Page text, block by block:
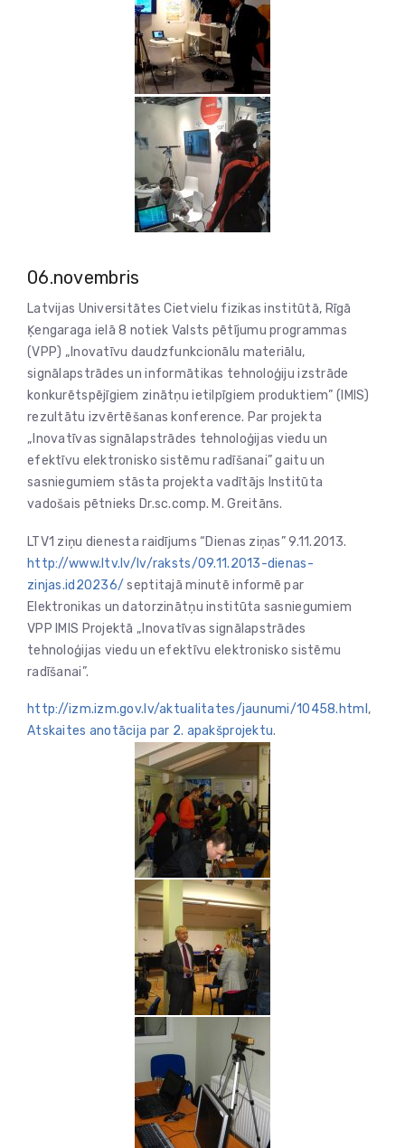
06.novembris
Latvijas Universitātes Cietvielu fizikas institūtā, Rīgā
Ķengaraga ielā 8 notiek Valsts pētījumu programmas
(VPP) „Inovatīvu daudzfunkcionālu materiālu,
signālapstrādes un informātikas tehnoloģiju izstrāde
konkurētspējīgiem zinātņu ietilpīgiem produktiem” (IMIS)
rezultātu izvērtēšanas konference. Par projekta
„Inovatīvas signālapstrādes tehnoloģijas viedu un
efektīvu elektronisko sistēmu radīšanai” gaitu un
sasniegumiem stāsta projekta vadītājs Institūta
vadošais pētnieks Dr.sc.comp. M. Greitāns.
LTV1 ziņu dienesta raidījums “Dienas ziņas” 9.11.2013.
http://www.ltv.lv/lv/raksts/09.11.2013-dienas-
zinjas.id20236/ septitajā minutē informē par
Elektronikas un datorzinātņu institūta sasniegumiem
VPP IMIS Projektā „Inovatīvas signālapstrādes
tehnoloģijas viedu un efektīvu elektronisko sistēmu
radīšanai”.
http://izm.izm.gov.lv/aktualitates/jaunumi/10458.html,
Atskaites anotācija par 2. apakšprojektu.